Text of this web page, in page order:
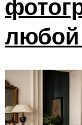
любой